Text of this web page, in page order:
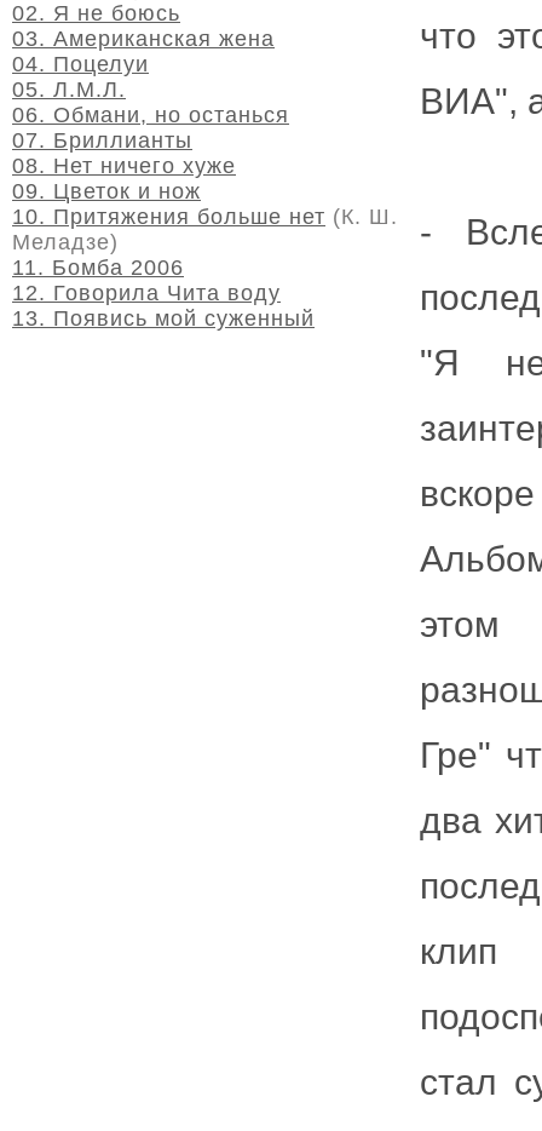
что
ВИА",
-
"Я не
этом
Гре"
два
клип
стал
02. Я не боюсь
03. Американская жена
04. Поцелуи
05. Л.М.Л.
06. Обмани, но останься
07. Бриллианты
08. Нет ничего хуже
09. Цветок и нож
10. Притяжения больше нет (К. Ш.
Меладзе)
11. Бомба 2006
12. Говорила Чита воду
13. Появись мой суженный